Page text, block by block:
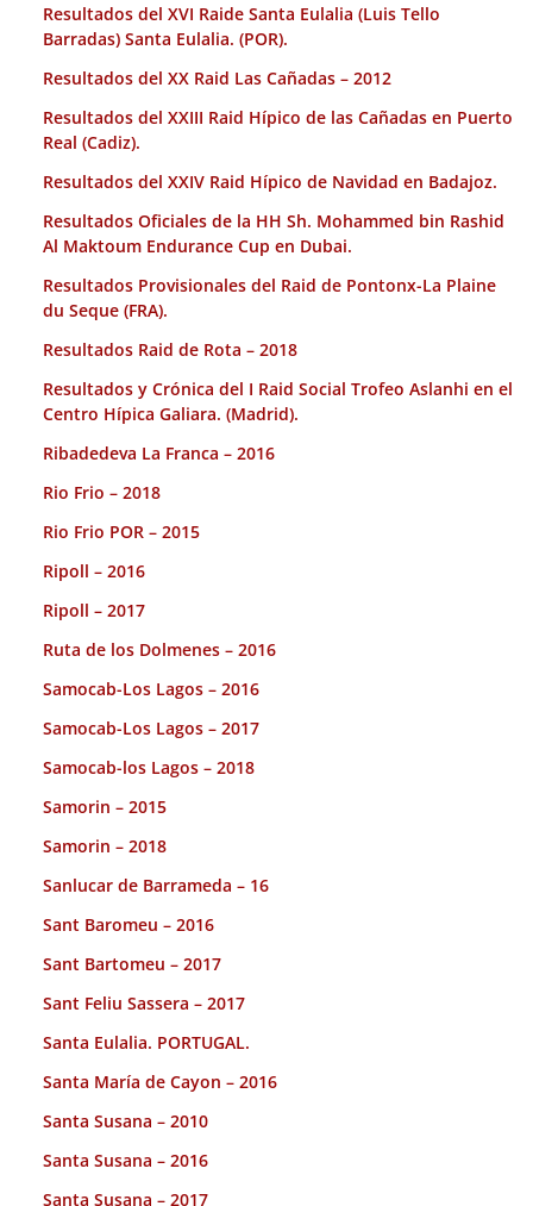
Resultados del XVI Raide Santa Eulalia (Luis Tello
Barradas) Santa Eulalia. (POR).
Resultados del XX Raid Las Cañadas – 2012
Resultados del XXIII Raid Hípico de las Cañadas en Puerto
Real (Cadiz).
Resultados del XXIV Raid Hípico de Navidad en Badajoz.
Resultados Oficiales de la HH Sh. Mohammed bin Rashid
Al Maktoum Endurance Cup en Dubai.
Resultados Provisionales del Raid de Pontonx-La Plaine
du Seque (FRA).
Resultados Raid de Rota – 2018
Resultados y Crónica del I Raid Social Trofeo Aslanhi en el
Centro Hípica Galiara. (Madrid).
Ribadedeva La Franca – 2016
Rio Frio – 2018
Rio Frio POR – 2015
Ripoll – 2016
Ripoll – 2017
Ruta de los Dolmenes – 2016
Samocab-Los Lagos – 2016
Samocab-Los Lagos – 2017
Samocab-los Lagos – 2018
Samorin – 2015
Samorin – 2018
Sanlucar de Barrameda – 16
Sant Baromeu – 2016
Sant Bartomeu – 2017
Sant Feliu Sassera – 2017
Santa Eulalia. PORTUGAL.
Santa María de Cayon – 2016
Santa Susana – 2010
Santa Susana – 2016
Santa Susana – 2017